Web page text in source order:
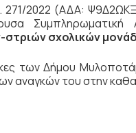
271/2022 (ΑΔΑ:
στριών σχολικών
των Δήμου
αναγκών του στην